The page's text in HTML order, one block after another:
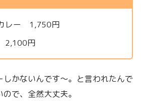
レー 1,750円
2,100円
しかないんです〜。と言われたんで
で、全然大丈夫。